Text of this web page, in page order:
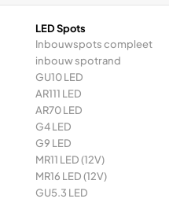
LED Spots
Inbouwspots compleet
inbouw spotrand
GU10 LED
AR111 LED
AR70 LED
G4 LED
G9 LED
MR11 LED (12V)
MR16 LED (12V)
GU5.3 LED